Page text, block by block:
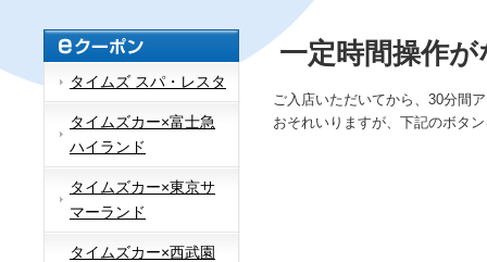
タイムズ スパ・レスタ
タイムズカー×富士急
ハイランド
タイムズカー×東京サ
マーランド
タイムズカー×西武園
一定時間操作
ご入店いただいてから、30分間
おそれいりますが、下記のボタ